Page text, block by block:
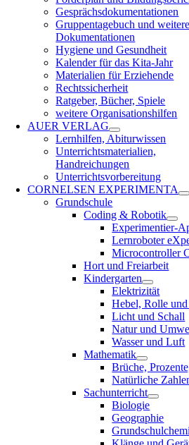
Gesprächsdokumentationen
Gruppentagebuch und weitere
Dokumentationen
Hygiene und Gesundheit
Kalender für das Kita-Jahr
Materialien für Erziehende
Rechtssicherheit
Ratgeber, Bücher, Spiele
weitere Organisationshilfen
AUER VERLAG
Lernhilfen, Abiturwissen
Unterrichtsmaterialien,
Handreichungen
Unterrichtsvorbereitung
CORNELSEN EXPERIMENTA
Grundschule
Coding & Robotik
Experimentier-
Lernroboter
Microcontroller
Hort und Freiarbeit
Kindergarten
Elektrizität
Hebel, Rolle
Licht und Schall
Natur und
Wasser und Luft
Mathematik
Brüche,
Natürliche
Sachunterricht
Biologie
Geographie